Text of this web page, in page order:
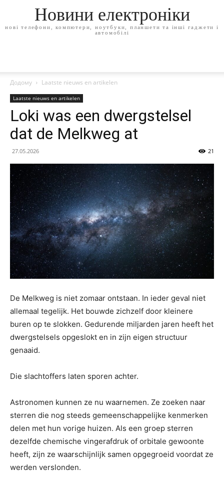
Новини електроніки
нові телефони, компютери, ноутбуки, планшети та інші гаджети і
автомобілі
Додому Laatste nieuws en artikelen
Laatste nieuws en artikelen
Loki was een dwergstelsel
dat de Melkweg at
27.05.2026 21
De Melkweg is niet zomaar ontstaan. In ieder geval niet
allemaal tegelijk. Het bouwde zichzelf door kleinere
buren op te slokken. Gedurende miljarden jaren heeft het
dwergstelsels opgeslokt en in zijn eigen structuur
genaaid.
Die slachtoffers laten sporen achter.
Astronomen kunnen ze nu waarnemen. Ze zoeken naar
sterren die nog steeds gemeenschappelijke kenmerken
delen met hun vorige huizen. Als een groep sterren
dezelfde chemische vingerafdruk of orbitale gewoonte
heeft, zijn ze waarschijnlijk samen opgegroeid voordat ze
werden verslonden.